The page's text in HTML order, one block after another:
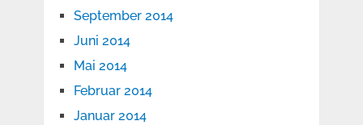
September 2014
Juni 2014
Mai 2014
Februar 2014
Januar 2014